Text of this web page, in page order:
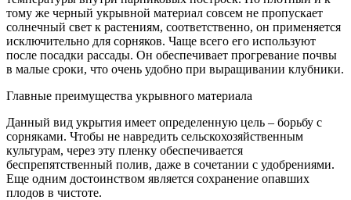
тому же черный укрывной материал совсем не пропускает
солнечный свет к растениям, соответственно, он применяется
исключительно для сорняков. Чаще всего его используют
после посадки рассады. Он обеспечивает прогревание почвы
в малые сроки, что очень удобно при выращивании клубники.
Главные преимущества укрывного материала
Данный вид укрытия имеет определенную цель – борьбу с
сорняками. Чтобы не навредить сельскохозяйственным
культурам, через эту пленку обеспечивается
беспрепятственный полив, даже в сочетании с удобрениями.
Еще одним достоинством является сохранение опавших
плодов в чистоте.